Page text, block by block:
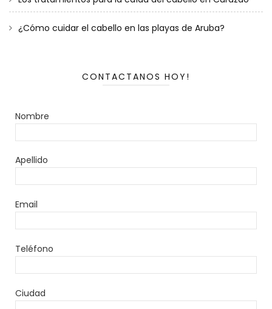
¿Cómo cuidar el cabello en las playas de Aruba?
CONTACTANOS HOY!
Nombre
Apellido
Email
Teléfono
Ciudad